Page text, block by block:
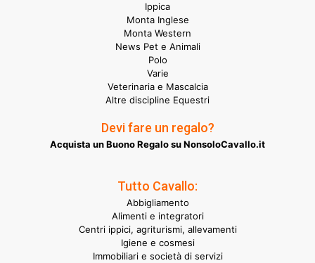
Ippica
Monta Inglese
Monta Western
News Pet e Animali
Polo
Varie
Veterinaria e Mascalcia
Altre discipline Equestri
Devi fare un regalo?
Acquista un Buono Regalo su NonsoloCavallo.it
Tutto Cavallo:
Abbigliamento
Alimenti e integratori
Centri ippici, agriturismi, allevamenti
Igiene e cosmesi
Immobiliari e società di servizi